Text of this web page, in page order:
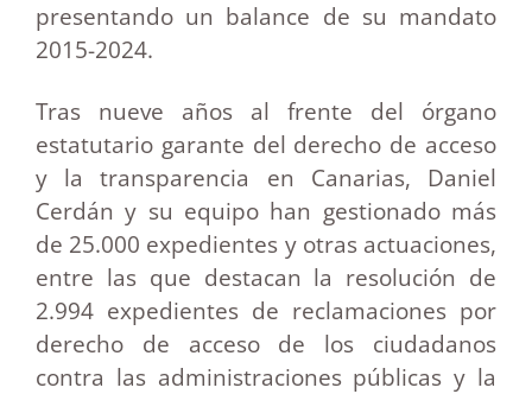
presentando un balance de su mandato
2015-2024.
Tras nueve años al frente del órgano
estatutario garante del derecho de acceso
y la transparencia en Canarias, Daniel
Cerdán y su equipo han gestionado más
de 25.000 expedientes y otras actuaciones,
entre las que destacan la resolución de
2.994 expedientes de reclamaciones por
derecho de acceso de los ciudadanos
contra las administraciones públicas y la